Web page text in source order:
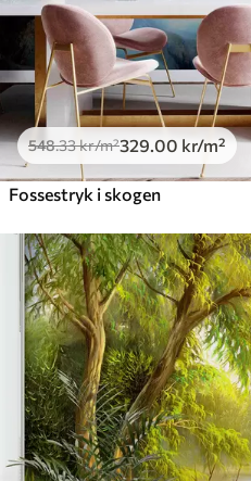
548.33kr/m²329.00 kr/m²
Fossestryk i skogen